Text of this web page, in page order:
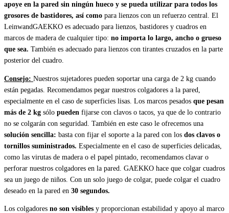
apoye en la pared sin ningún hueco y se pueda utilizar para todos los
grosores de bastidores, así como para lienzos con un refuerzo central. El
LeinwandGAEKKO es adecuado para lienzos, bastidores y cuadros en
marcos de madera de cualquier tipo: no importa lo largo, ancho o grueso
que sea. También es adecuado para lienzos con tirantes cruzados en la parte
posterior del cuadro.
Consejo: Nuestros sujetadores pueden soportar una carga de 2 kg cuando
están pegadas. Recomendamos pegar nuestros colgadores a la pared,
especialmente en el caso de superficies lisas. Los marcos pesados que pesan
más de 2 kg sólo pueden fijarse con clavos o tacos, ya que de lo contrario
no se colgarán con seguridad. También en este caso le ofrecemos una
solución sencilla: basta con fijar el soporte a la pared con los dos clavos o
tornillos suministrados. Especialmente en el caso de superficies delicadas,
como las virutas de madera o el papel pintado, recomendamos clavar o
perforar nuestros colgadores en la pared. GAEKKO hace que colgar cuadros
sea un juego de niños. Con un solo juego de colgar, puede colgar el cuadro
deseado en la pared en 30 segundos.
Los colgadores no son visibles y proporcionan estabilidad y apoyo al marco